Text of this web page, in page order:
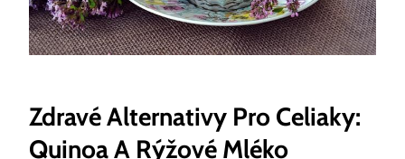
Zdravé Alternativy⁤ Pro Celiaky: ​
Quinoa A Rýžové ‍mléko